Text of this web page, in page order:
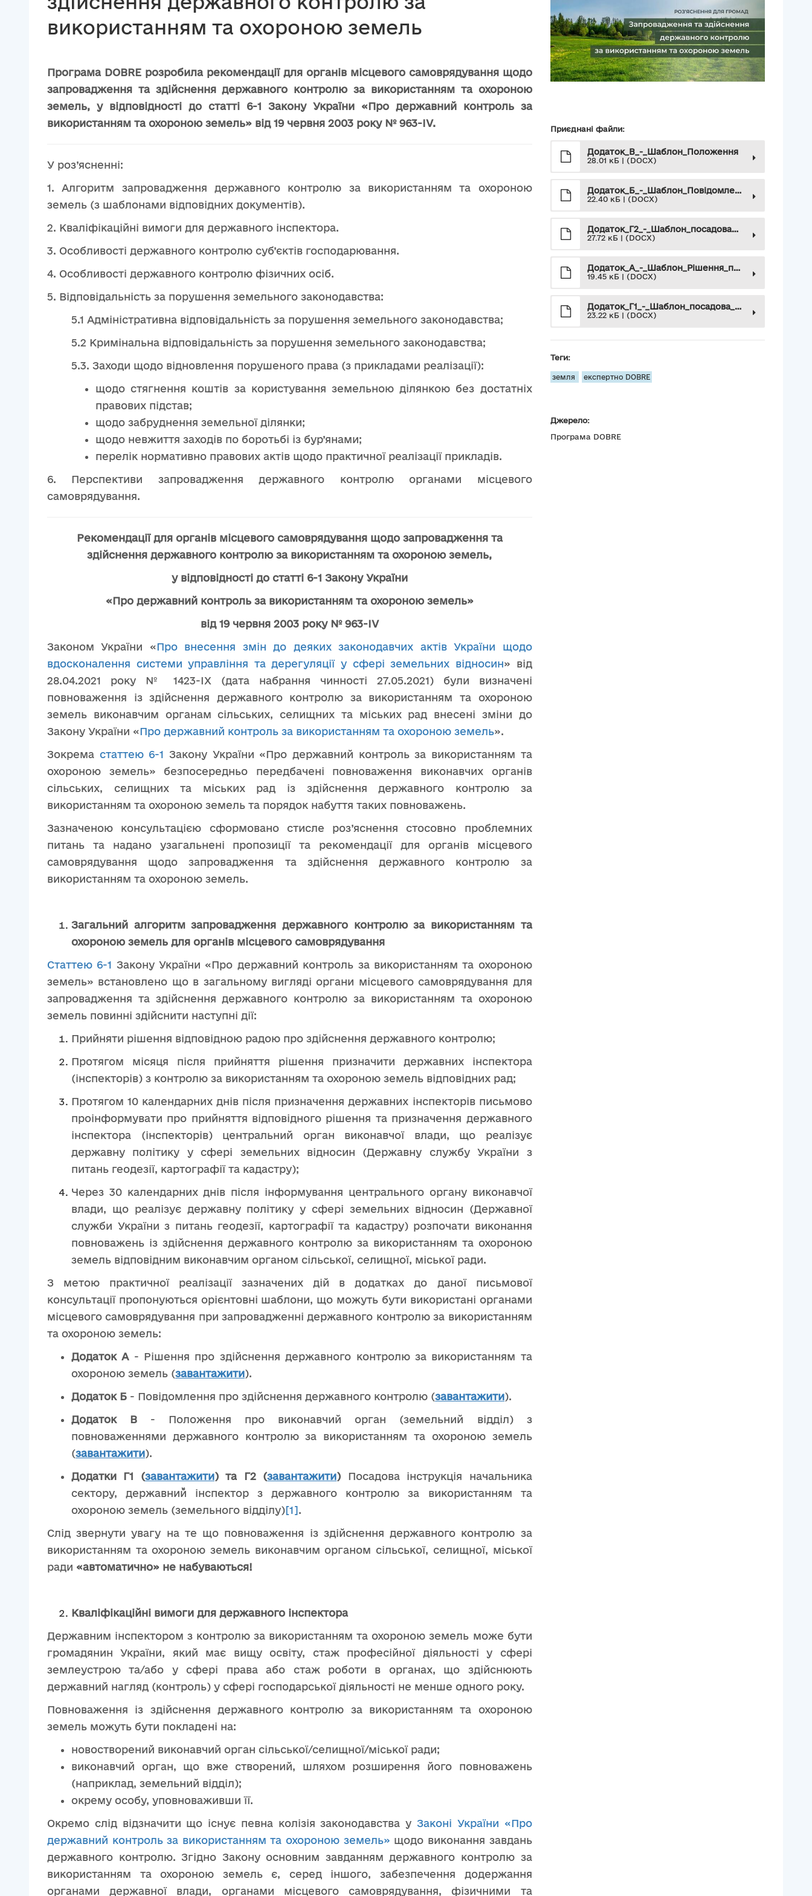
використанням та охороною земель
Програма DOBRE розробила рекомендації для органів місцевого самоврядування щодо
запровадження та здійснення державного контролю за використанням та охороною
земель, у відповідності до статті 6-1 Закону України «Про державний контроль за
використанням та охороною земель» від 19 червня 2003 року № 963-IV.
У роз’ясненні:
1. Алгоритм запровадження державного контролю за використанням та охороною
земель (з шаблонами відповідних документів).
2. Кваліфікаційні вимоги для державного інспектора.
3. Особливості державного контролю суб’єктів господарювання.
4. Особливості державного контролю фізичних осіб.
5. Відповідальність за порушення земельного законодавства:
5.1 Адміністративна відповідальність за порушення земельного законодавства;
5.2 Кримінальна відповідальність за порушення земельного законодавства;
5.3. Заходи щодо відновлення порушеного права (з прикладами реалізації):
щодо стягнення коштів за користування земельною ділянкою без достатніх
правових підстав;
щодо забруднення земельної ділянки;
щодо невжиття заходів по боротьбі із бур’янами;
перелік нормативно правових актів щодо практичної реалізації прикладів.
6. Перспективи запровадження державного контролю органами місцевого
самоврядування.
Рекомендації для органів місцевого самоврядування щодо запровадження та
здійснення державного контролю за використанням та охороною земель,
у відповідності до статті 6-1 Закону України
«Про державний контроль за використанням та охороною земель»
від 19 червня 2003 року № 963-IV
Законом України «Про внесення змін до деяких законодавчих актів України щодо
вдосконалення системи управління та дерегуляції у сфері земельних відносин» від
28.04.2021 року № 1423-IX (дата набрання чинності 27.05.2021) були визначені
повноваження із здійснення державного контролю за використанням та охороною
земель виконавчим органам сільських, селищних та міських рад внесені зміни до
Закону України «Про державний контроль за використанням та охороною земель».
Зокрема статтею 6-1 Закону України «Про державний контроль за використанням та
охороною земель» безпосередньо передбачені повноваження виконавчих органів
сільських, селищних та міських рад із здійснення державного контролю за
використанням та охороною земель та порядок набуття таких повноважень.
Зазначеною консультацією сформовано стисле роз’яснення стосовно проблемних
питань та надано узагальнені пропозиції та рекомендації для органів місцевого
самоврядування щодо запровадження та здійснення державного контролю за
використанням та охороною земель.
Загальний алгоритм запровадження державного контролю за використанням та
охороною земель для органів місцевого самоврядування
Статтею 6-1 Закону України «Про державний контроль за використанням та охороною
земель» встановлено що в загальному вигляді органи місцевого самоврядування для
запровадження та здійснення державного контролю за використанням та охороною
земель повинні здійснити наступні дії:
Прийняти рішення відповідною радою про здійснення державного контролю;
Протягом місяця після прийняття рішення призначити державних інспектора
(інспекторів) з контролю за використанням та охороною земель відповідних рад;
Протягом 10 календарних днів після призначення державних інспекторів письмово
проінформувати про прийняття відповідного рішення та призначення державного
інспектора (інспекторів) центральний орган виконавчої влади, що реалізує
державну політику у сфері земельних відносин (Державну службу України з
питань геодезії, картографії та кадастру);
Через 30 календарних днів після інформування центрального органу виконавчої
влади, що реалізує державну політику у сфері земельних відносин (Державної
служби України з питань геодезії, картографії та кадастру) розпочати виконання
повноважень із здійснення державного контролю за використанням та охороною
земель відповідним виконавчим органом сільської, селищної, міської ради.
З метою практичної реалізації зазначених дій в додатках до даної письмової
консультації пропонуються орієнтовні шаблони, що можуть бути використані органами
місцевого самоврядування при запровадженні державного контролю за використанням
та охороною земель:
Додаток А- Рішення про здійснення державного контролю за використанням та
охороною земель (завантажити).
Додаток Б - Повідомлення про здійснення державного контролю (завантажити).
Додаток В - Положення про виконавчий орган (земельний відділ) з
повноваженнями державного контролю за використанням та охороною земель
(завантажити).
Додатки Г1 (завантажити) та Г2 (завантажити) Посадова інструкція начальника
сектору, державний̆ інспектор з державного контролю за використанням та
охороною земель (земельного відділу)[1].
Слід звернути увагу на те що повноваження із здійснення державного контролю за
використанням та охороною земель виконавчим органом сільської, селищної, міської
ради «автоматично» не набуваються!
Кваліфікаційні вимоги для державного інспектора
Державним інспектором з контролю за використанням та охороною земель може бути
громадянин України, який має вищу освіту, стаж професійної діяльності у сфері
землеустрою та/або у сфері права або стаж роботи в органах, що здійснюють
державний нагляд (контроль) у сфері господарської діяльності не менше одного року.
Повноваження із здійснення державного контролю за використанням та охороною
земель можуть бути покладені на:
новостворений виконавчий орган сільської/селищної/міської ради;
виконавчий орган, що вже створений, шляхом розширення його повноважень
(наприклад, земельний відділ);
окрему особу, уповноваживши її.
Окремо слід відзначити що існує певна колізія законодавства уЗаконі України «Про
державний контроль за використанням та охороною земель» щодо виконання завдань
державного контролю. Згідно Закону основним завданням державного контролю за
використанням та охороною земель є, серед іншого, забезпечення додержання
органами державної влади, органами місцевого самоврядування, фізичними та
Приєднані файли:
Додаток_В_-_Шаблон_Положення
28.01 кБ | (DOCX)
Додаток_Б_-_Шаблон_Повідомлення_про_здійснення_державного_контролю
22.40 кБ | (DOCX)
Додаток_Г2_-_Шаблон_посадова_інструкція_державний_інспектор_з_державного_контрою
27.72 кБ | (DOCX)
Додаток_А_-_Шаблон_Рішення_про_здійснення_державного_контролю_за_використанням_та_охороною_земель
19.45 кБ | (DOCX)
Додаток_Г1_-_Шаблон_посадова_інструкція_державний_інспектор_з_державного_контрою
23.22 кБ | (DOCX)
Теги:
земля експертно DOBRE
Джерело:
Програма DOBRE